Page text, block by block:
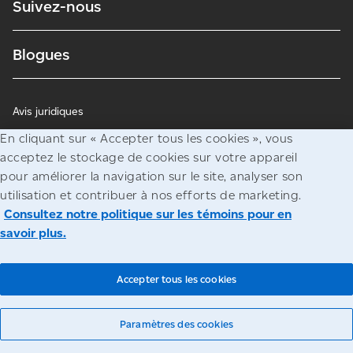
Suivez-nous
Blogues
© Société canadienne des postes
Avis juridiques
Confidentialité
Accès à l’information
En cliquant sur « Accepter tous les cookies », vous
acceptez le stockage de cookies sur votre appareil
pour améliorer la navigation sur le site, analyser son
utilisation et contribuer à nos efforts de marketing.
Consultez notre politique sur les témoins pour en
savoir plus.
Paramètres des cookies
Accepter tous les cookies